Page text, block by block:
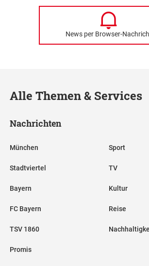
News per Browser-
Alle Themen & Services
Nachrichten
München
Stadtviertel
Bayern
FC Bayern
TSV 1860
Promis
Sport
TV
Kultur
Reise